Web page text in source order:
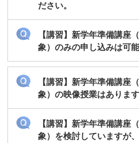
ださい。
【講習】新学年準備講座
象）のみの申し込みは可
【講習】新学年準備講座
象）の映像授業はありま
【講習】新学年準備講座
象）を検討していますが